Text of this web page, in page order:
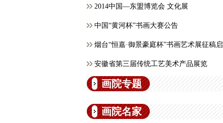
2014中国—东盟博览会 文化展
中国“黄河杯”书画大赛公告
烟台“恒嘉·御景豪庭杯”书画艺术展征稿启
安徽省第三届传统工艺美术产品展览
画院专题
画院名家